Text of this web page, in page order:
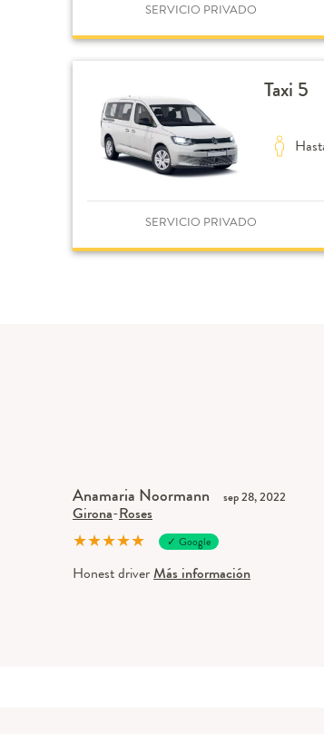
SERVICIO PRIVADO
Taxi 5
SERVICIO PRIVADO
Anamaria Noormann sep 28, 2022
Girona-Roses
★★★★★ ✓ Google
Honest driverMás información